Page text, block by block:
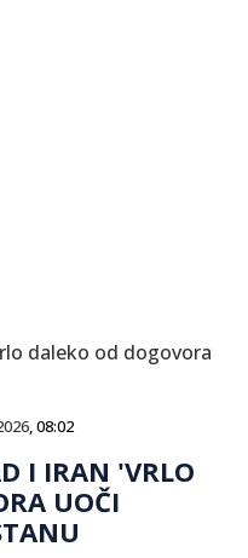
, 08:02
I IRAN 'VRLO
UOČI